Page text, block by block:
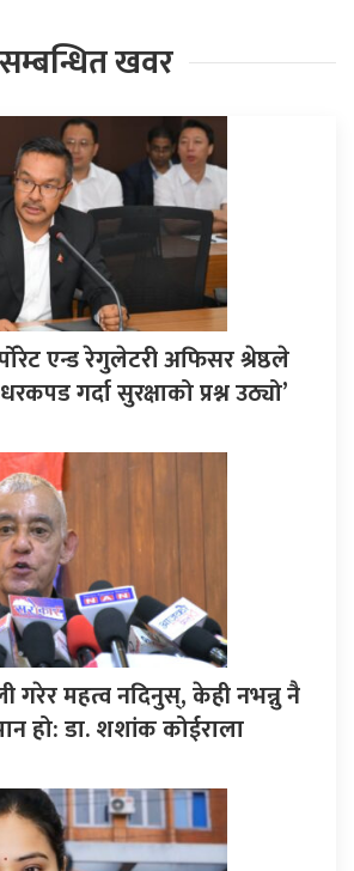
सम्बन्धित खवर
एन्ड रेगुलेटरी अफिसर श्रेष्ठले
गर्दा सुरक्षाको प्रश्न उठ्यो’
गरेर महत्व नदिनुस्, केही नभन्नु नै
हो: डा. शशांक कोईराला